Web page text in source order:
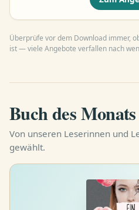
Küste bei
dem Meer
von der
Überprüfe vor dem Download immer,
ist — viele Angebote verfallen nach
Buch des Monats
Von unseren Leserinnen und
gewählt.